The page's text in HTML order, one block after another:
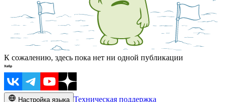
К сожалению, здесь пока нет ни одной публикации
Настройка языка Техническая поддержка